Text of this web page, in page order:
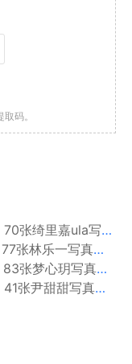
码。
ula写真高清参考图片
写真高清参考图片
玥写真高清参考图片
甜写真高清参考图片